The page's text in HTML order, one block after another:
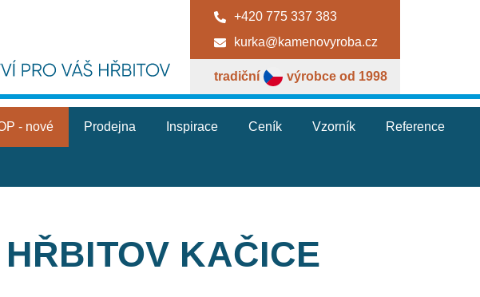
+420 775 337 383
kurka@kamenovyroba.cz
tradiční výrobce od 1998
- nové Prodejna Inspirace Ceník Vzorník Reference
KAČICE